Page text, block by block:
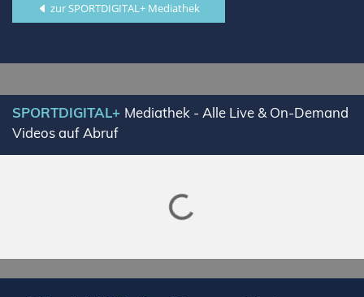
zur SPORTDIGITAL+ Mediathek
SPORTDIGITAL+ Mediathek - Alle Live & On-Demand
Videos auf Abruf
Lade SPORTDIGITAL+ Mediathek